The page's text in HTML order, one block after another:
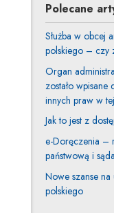
Polecane
Służba w obcej
polskiego – czy
Organ
zostało
innych praw w
Jak to jest z
e-Doręczenia –
państwową i
Nowe szanse
polskiego